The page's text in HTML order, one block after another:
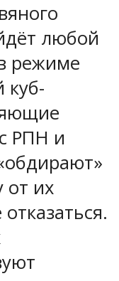
любой
режиме
куб-
РПН и
от их